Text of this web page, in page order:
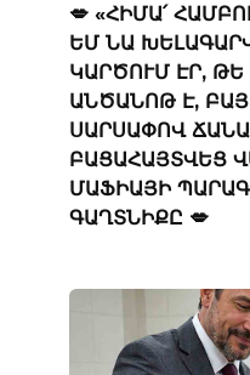
💋 «ՀԻՄԱ՛
ԵՄ ՆԱ
ԿԱՐԾՈՒՄ ԷՐ,
ԱՆԾԱՆՈԹ Է,
ՍԱՐՍԱՓՈՎ
ԲԱՑԱՀԱՅՏՎԵՑ
ՄԱՖԻԱՅԻ
ԳԱՂՏՆԻՔԸ 💋